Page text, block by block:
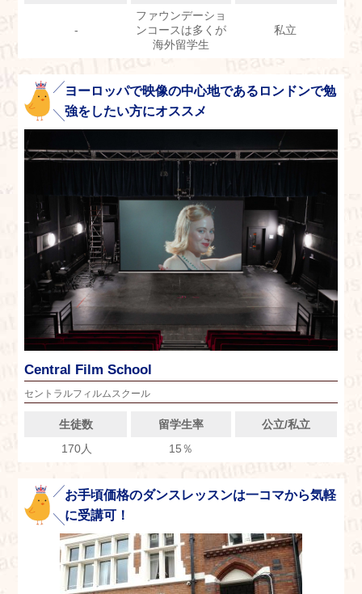
-
ファウンデーショ
ンコースは多くが
海外留学生
私立
ヨーロッパで映像の中心地であるロンドンで勉
強をしたい方にオススメ
Central Film School
セントラルフィルムスクール
生徒数 留学生率
公立/私立
170人
15％
お手頃価格のダンスレッスンは一コマから気軽
に受講可！